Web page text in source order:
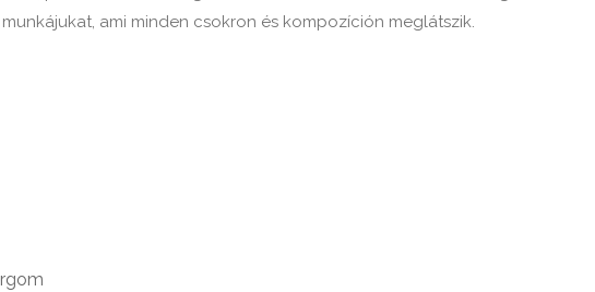
ami minden csokron és kompozíción meglátszik.